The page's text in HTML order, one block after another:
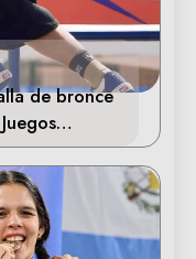
de bronce